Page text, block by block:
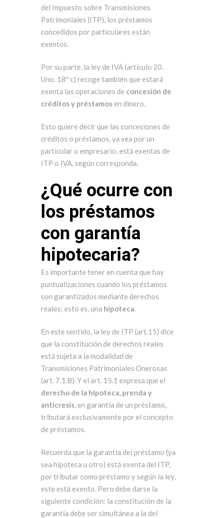
del Impuesto sobre Transmisiones
Patrimoniales (ITP), los préstamos
concedidos por particulares están
exentos.
Por su parte, la ley de IVA (artículo 20.
Uno. 18º c) recoge también que estará
exenta las operaciones de concesión de
créditos y préstamos en dinero.
Esto quiere decir que las concesiones de
créditos o préstamos, ya sea por un
particular o empresario, está exentas de
ITP o IVA, según corresponda.
¿Qué ocurre con
los préstamos
con garantía
hipotecaria?
Es importante tener en cuenta que hay
puntualizaciones cuando los préstamos
son garantizados mediante derechos
reales; esto es, una hipoteca.
En este sentido, la ley de ITP (art.15) dice
que la constitución de derechos reales
está sujeta a la modalidad de
Transmisiones Patrimoniales Onerosas
(art. 7.1.B). Y el art. 15.1 expresa que el
derecho de la hipoteca, prenda y
anticresis, en garantía de un préstamo,
tributará exclusivamente por el concepto
de préstamos.
Recuerda que la garantía del préstamo (ya
sea hipoteca u otro) está exenta del ITP,
por tributar como préstamo y según la ley,
este está exento. Pero debe darse la
siguiente condición: la constitución de la
garantía debe ser simultánea a la del